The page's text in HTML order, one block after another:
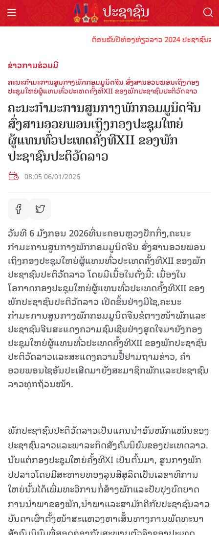
ຕ້ອນຮັບປີທ່ອງທ່ຽວລາວ 2024 ປະຊາຊົນລ
ຂ່າວການຮ່ວມມື
ຄະນະກຳມະການສູນກາງພັກກອມມູນິດຈີນ ສົ່ງສານອວຍພອນເຖິງກອງ
ປະຊຸມໃຫຍ່ຜູ້ແທນທົ່ວປະເທດຄັ້ງທີXII ຂອງພັກປະຊາຊົນປະຕິວັດລາວ
ຄະນະກຳມະການສູນກາງພັກກອມມູນິດຈີນ
ສົ່ງສານອວຍພອນເຖິງກອງປະຊຸມໃຫຍ່
ຜູ້ແທນທົ່ວປະເທດຄັ້ງທີXII ຂອງພັກ
ປະຊາຊົນປະຕິວັດລາວ
08:05 06/01/2026
ວັນທີ 6 ມັງກອນ 2026ທີ່ນະຄອນຫຼວງປັກກິ່ງ,ຄະນະ
ກຳມະການສູນກາງພັກກອມມູນິດຈີນ ສົ່ງສານອວຍພອນ
ເຖິງກອງປະຊຸມໃຫຍ່ຜູ້ແທນທົ່ວປະເທດຄັ້ງທີXII ຂອງພັກ
ປະຊາຊົນປະຕິວັດລາວ ໂດຍມີເນື້ອໃນດັ່ງນີ້: ເນື່ອງໃນ
ໂອກາດກອງປະຊຸມໃຫຍ່ຜູ້ແທນທົ່ວປະເທດຄັ້ງທີXII ຂອງ
ພັກປະຊາຊົນປະຕິວັດລາວ ເປີດຂຶ້ນຢ່າງມີໄຊ,ຄະນະ
ກຳມະການສູນກາງພັກກອມມູນິດຈີນຂໍຕາງໜ້າພັກແລະ
ປະຊາຊົນຈີນສະແດງຄວາມຊົມເຊີຍຢ່າງສຸດໃຈມາຍັງກອງ
ປະຊຸມໃຫຍ່ຜູ້ແທນທົ່ວປະເທດຄັ້ງທີXII ຂອງພັກປະຊາຊົນ
ປະຕິວັດລາວແລະສະແດງຄວາມຢື້ຢາມຖາມຂ່າວ, ຄຳ
ອວຍພອນໄຊອັນປະເສີດມາຍັງສະມາຊິກພັກແລະປະຊາຊົນ
ລາວທຸກຖ້ວນໜ້າ.
ພັກປະຊາຊົນປະຕິວັດລາວເປັນແກນນໍາອັນໜັກແໜ້ນຂອງ
ປະຊາຊົນລາວແລະພາລະກິດສັງຄົມນິຍົມຂອງປະເທດລາວ.
ນັບແຕ່ກອງປະຊຸມໃຫຍ່ຄັ້ງທີXI ເປັນຕົ້ນມາ, ສູນກາງພັກ
ປປລາວໂດຍມີສະຫາຍທອງລຸນສີສຸລິດເປັນເລຂາທິການ
ໃຫຍ່ນັ້ນໄດ້ເພີ່ມທະວີການກໍ່ສ້າງພັກແລະປັບປຸງບົດບາດ
ການນໍາພາຂອງພັກ,ນໍາພາແລະສາມັກຄີກັບປະຊາຊົນລາວ
ບັນດາເຜົ່າຕັ້ງໜ້າສະແຫວງຫາເສັ້ນທາງການພັດທະນາ